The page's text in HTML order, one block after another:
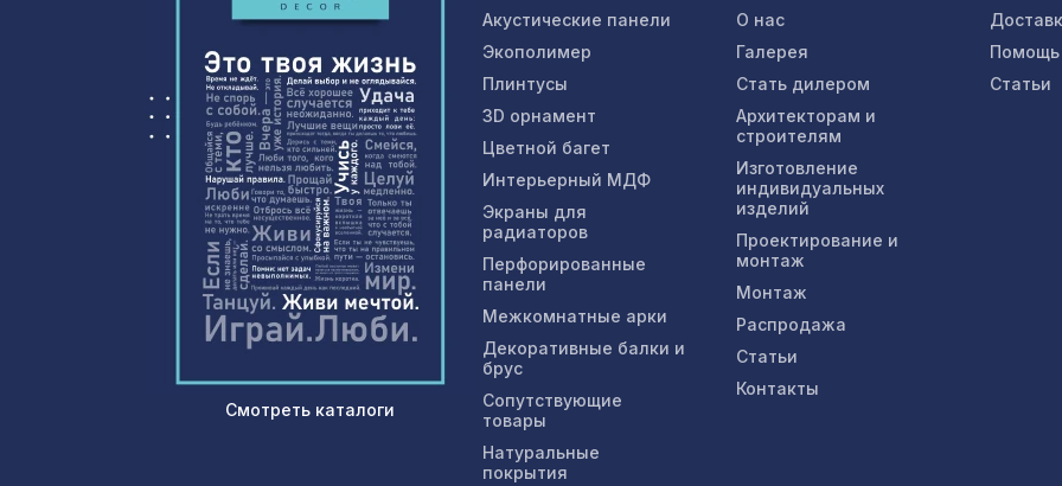
Консоль для архитектурного бруса
шелковое дерево
Перфорированная панель ГОТИКА,
ХДФ, без отделки
Архитектурная доска, 180х30мм 2,0м, белое
Натуральные обои Cosca Traditional Prints
0,91 x 5,5 м
Экран для радиатора, МОДЕРН, рамка
Смотреть каталоги
Акустические панели
Экополимер
Плинтусы
3D орнамент
Цветной багет
Интерьерный МДФ
Экраны для
радиаторов
Перфорированные
панели
Межкомнатные арки
Декоративные балки и
брус
Сопутствующие
товары
Натуральные
покрытия
О нас
Галерея
Стать дилером
Архитекторам и
строителям
Изготовление
индивидуальных
изделий
Проектирование и
монтаж
Монтаж
Распродажа
Статьи
Контакты
Помощь
Статьи